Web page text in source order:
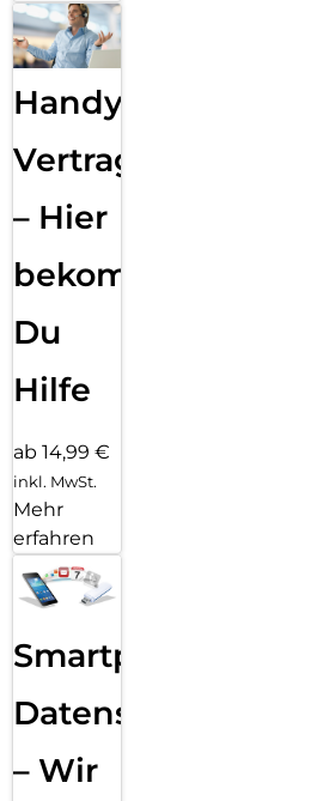
Handy
– Hier
bekommst
Du
Hilfe
ab 14,99 €
inkl. MwSt.
Mehr
erfahren
Smartphone
Datensicherung
– Wir